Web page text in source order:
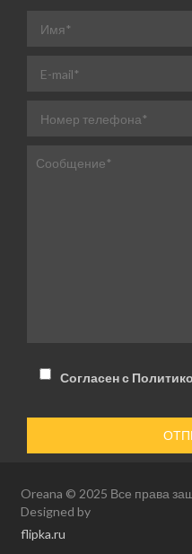
Согласен с
Oreana © 2025 Все права
Designed by
flipka.ru